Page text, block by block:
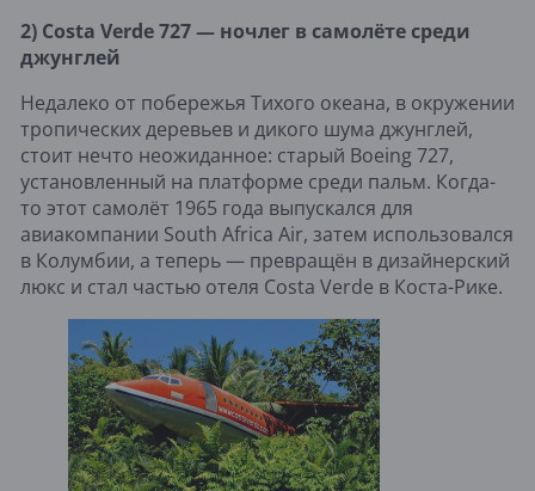
2) Costa Verde 727 — ночлег в самолёте среди
джунглей
Недалеко от побережья Тихого океана, в окружении
тропических деревьев и дикого шума джунглей,
стоит нечто неожиданное: старый Boeing 727,
установленный на платформе среди пальм. Когда-
то этот самолёт 1965 года выпускался для
авиакомпании South Africa Air, затем использовался
в Колумбии, а теперь — превращён в дизайнерский
люкс и стал частью отеля Costa Verde в Коста-Рике.